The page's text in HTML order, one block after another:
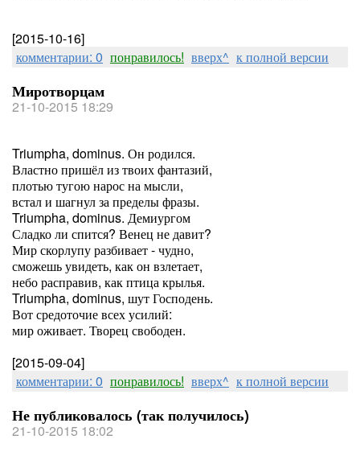
[2015-10-16]
комментарии: 0 понравилось! вверх^ к полной версии
Миротворцам
21-10-2015 18:29
Triumpha, dominus. Он родился.
Властно пришёл из твоих фантазий,
плотью тугою нарос на мысли,
встал и шагнул за пределы фразы.
Triumpha, dominus. Демиургом
Сладко ли спится? Венец не давит?
Мир скорлупу разбивает - чудно,
сможешь увидеть, как он взлетает,
небо расправив, как птица крылья.
Triumpha, dominus, шут Господень.
Вот средоточие всех усилий:
мир оживает. Творец свободен.
[2015-09-04]
комментарии: 0 понравилось! вверх^ к полной версии
Не публиковалось (так получилось)
21-10-2015 18:02